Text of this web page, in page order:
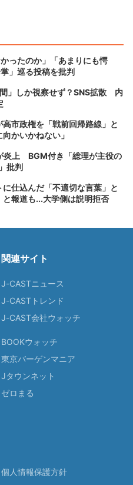
ったのか」「あまりにも愕
」巡る投稿を批判
」しか視察せず？SNS拡散 内
市政権を「戦前回帰路線」と
かいかねない」
炎上 BGM付き「総理が主役の
批判
仕込んだ「不適切な言葉」と
報道も...大学側は説明拒否
関連サイト
J-CASTニュース
J-CASTトレンド
J-CAST会社ウォッチ
BOOKウォッチ
東京バーゲンマニア
Jタウンネット
ゼロまる
個人情報保護方針